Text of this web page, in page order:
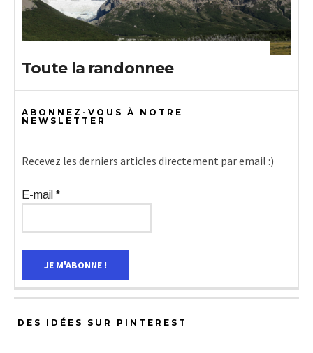
Toute la randonnee
ABONNEZ-VOUS À NOTRE
NEWSLETTER
Recevez les derniers articles directement par email :)
E-mail*
DES IDÉES SUR PINTEREST